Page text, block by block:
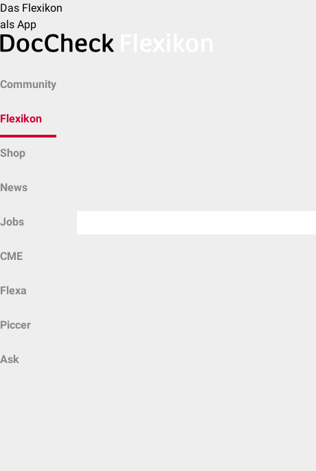
Das Flexikon
als App
Community
Flexikon
Shop
News
Jobs
CME
Flexa
Piccer
Ask